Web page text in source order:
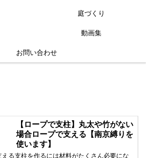
庭づくり
動画集
お問い合わせ
【ロープで支柱】丸太や竹がない
場合ロープで支える【南京縛りを
使います】
る支柱を作るには材料がたくさん必要にな